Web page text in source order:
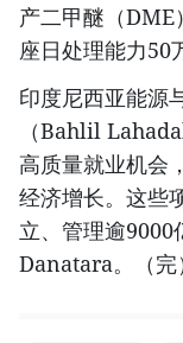
产二甲醚（DME
座日处理能力50
印度尼西亚能源
（Bahlil
高质量就业机会
经济增长。这些
立、管理逾9000
Danatara。（完